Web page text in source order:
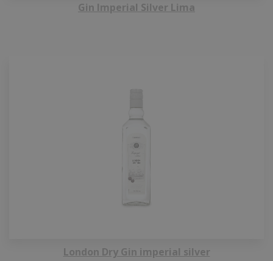
Gin Imperial Silver Lima
London Dry Gin imperial silver